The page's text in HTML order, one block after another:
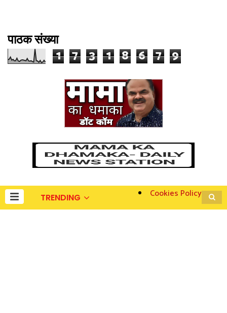
पाठक संख्या
1 7 3 1 8 6 7 9
TRENDING Cookies Policy